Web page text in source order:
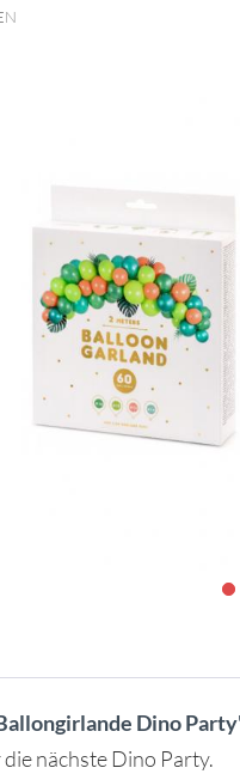
Dino
nächste Dino Party.